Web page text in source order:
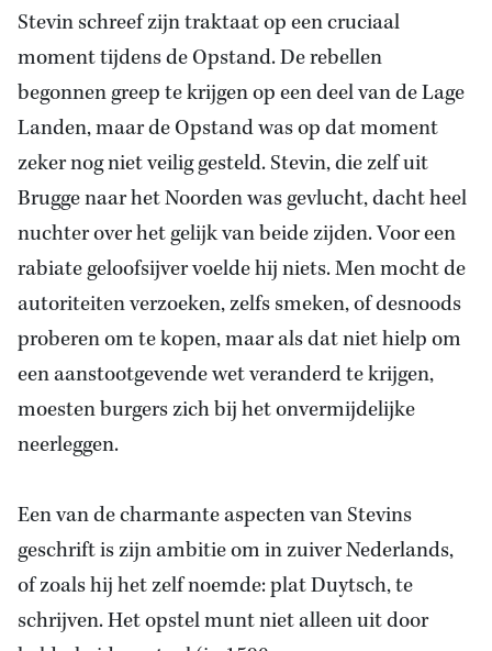
Stevin schreef zijn traktaat op een cruciaal
moment tijdens de Opstand. De rebellen
begonnen greep te krijgen op een deel van de Lage
Landen, maar de Opstand was op dat moment
zeker nog niet veilig gesteld. Stevin, die zelf uit
Brugge naar het Noorden was gevlucht, dacht heel
nuchter over het gelijk van beide zijden. Voor een
rabiate geloofsijver voelde hij niets. Men mocht de
autoriteiten verzoeken, zelfs smeken, of desnoods
proberen om te kopen, maar als dat niet hielp om
een aanstootgevende wet veranderd te krijgen,
moesten burgers zich bij het onvermijdelijke
neerleggen.
Een van de charmante aspecten van Stevins
geschrift is zijn ambitie om in zuiver Nederlands,
of zoals hij het zelf noemde: plat Duytsch, te
schrijven. Het opstel munt niet alleen uit door